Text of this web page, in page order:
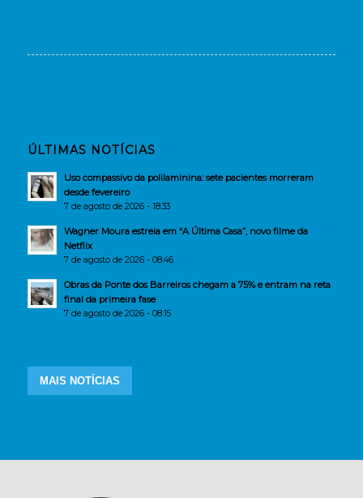
ÚLTIMAS NOTÍCIAS
Uso compassivo da polilaminina: sete pacientes morreram
desde fevereiro
7 de agosto de 2026 - 18:33
Wagner Moura estreia em “A Última Casa”, novo filme da
Netflix
7 de agosto de 2026 - 08:46
Obras da Ponte dos Barreiros chegam a 75% e entram na reta
final da primeira fase
7 de agosto de 2026 - 08:15
MAIS NOTÍCIAS